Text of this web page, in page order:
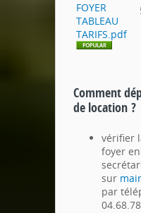
FOYER
TABLEAU
TARIFS.pdf
Comment
de location ?
vérifier
foyer
sur
par